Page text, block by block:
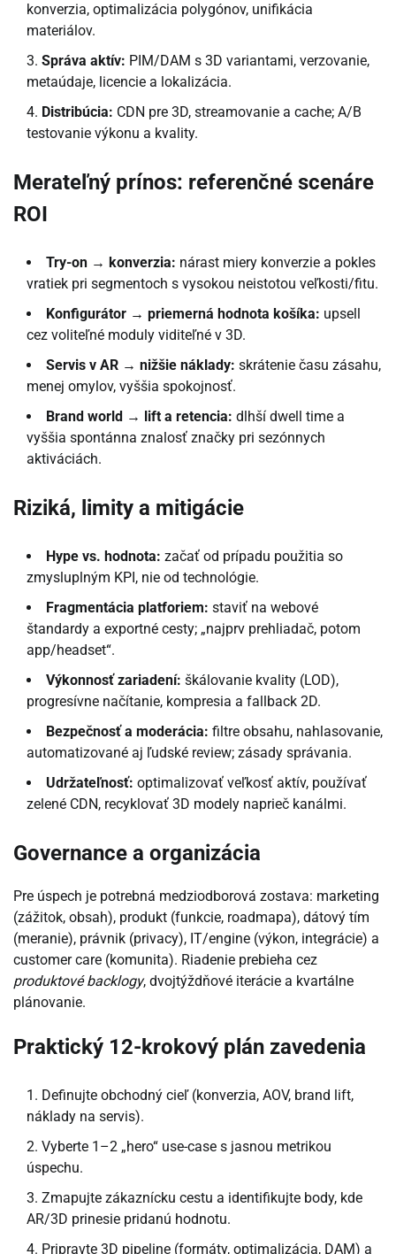
konverzia, optimalizácia polygónov, unifikácia
materiálov.
Správa aktív: PIM/DAM s 3D variantami, verzovanie,
metaúdaje, licencie a lokalizácia.
Distribúcia: CDN pre 3D, streamovanie a cache; A/B
testovanie výkonu a kvality.
Merateľný prínos: referenčné scenáre
ROI
Try-on → konverzia: nárast miery konverzie a pokles
vratiek pri segmentoch s vysokou neistotou veľkosti/fitu.
Konfigurátor → priemerná hodnota košíka: upsell
cez voliteľné moduly viditeľné v 3D.
Servis v AR → nižšie náklady: skrátenie času zásahu,
menej omylov, vyššia spokojnosť.
Brand world → lift a retencia: dlhší dwell time a
vyššia spontánna znalosť značky pri sezónnych
aktiváciách.
Riziká, limity a mitigácie
Hype vs. hodnota: začať od prípadu použitia so
zmysluplným KPI, nie od technológie.
Fragmentácia platforiem: staviť na webové
štandardy a exportné cesty; „najprv prehliadač, potom
app/headset“.
Výkonnosť zariadení: škálovanie kvality (LOD),
progresívne načítanie, kompresia a fallback 2D.
Bezpečnosť a moderácia: filtre obsahu, nahlasovanie,
automatizované aj ľudské review; zásady správania.
Udržateľnosť: optimalizovať veľkosť aktív, používať
zelené CDN, recyklovať 3D modely naprieč kanálmi.
Governance a organizácia
Pre úspech je potrebná medziodborová zostava: marketing
(zážitok, obsah), produkt (funkcie, roadmapa), dátový tím
(meranie), právnik (privacy), IT/engine (výkon, integrácie) a
customer care (komunita). Riadenie prebieha cez
produktové backlogy, dvojtýždňové iterácie a kvartálne
plánovanie.
Praktický 12-krokový plán zavedenia
Definujte obchodný cieľ (konverzia, AOV, brand lift,
náklady na servis).
Vyberte 1–2 „hero“ use-case s jasnou metrikou
úspechu.
Zmapujte zákaznícku cestu a identifikujte body, kde
AR/3D prinesie pridanú hodnotu.
Pripravte 3D pipeline (formáty, optimalizácia, DAM) a